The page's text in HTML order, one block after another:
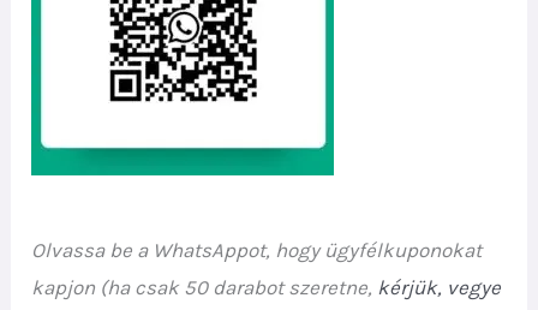
Olvassa be a WhatsAppot, hogy ügyfélkuponokat
kapjon (ha csak 50 darabot szeretne, kérjük, vegye